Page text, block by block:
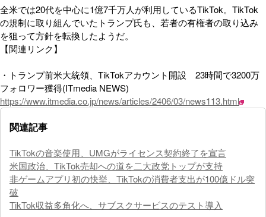
全米では20代を中心に1億7千万人が利用しているTikTok。TikTok
の規制に取り組んでいたトランプ氏も、若者の有権者の取り込み
を狙って方針を転換したようだ。
【関連リンク】
・トランプ前米大統領、TikTokアカウント開設 23時間で3200万
フォロワー獲得(ITmedia NEWS)
https://www.itmedia.co.jp/news/articles/2406/03/news113.html
関連記事
TikTokの音楽使用、UMGがライセンス契約終了を宣言
米国政治、TikTok売却への道を二大政党トップが支持
非ゲームアプリ初の快挙、TikTokの消費者支出が100億ドル突
破
TikTok収益多角化へ、サブスクサービスのテスト導入